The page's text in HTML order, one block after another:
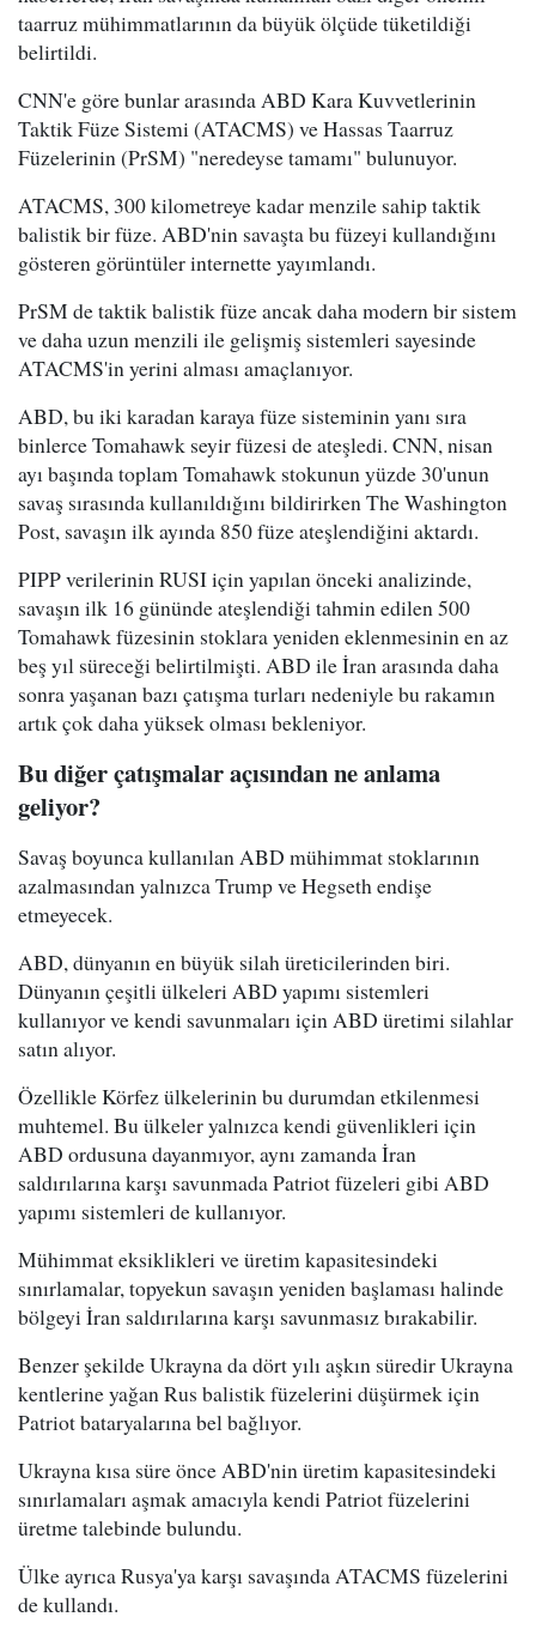
taarruz mühimmatlarının da büyük ölçüde tüketildiği
belirtildi.
CNN'e göre bunlar arasında ABD Kara Kuvvetlerinin
Taktik Füze Sistemi (ATACMS) ve Hassas Taarruz
Füzelerinin (PrSM) "neredeyse tamamı" bulunuyor.
ATACMS, 300 kilometreye kadar menzile sahip taktik
balistik bir füze. ABD'nin savaşta bu füzeyi kullandığını
gösteren görüntüler internette yayımlandı.
PrSM de taktik balistik füze ancak daha modern bir sistem
ve daha uzun menzili ile gelişmiş sistemleri sayesinde
ATACMS'in yerini alması amaçlanıyor.
ABD, bu iki karadan karaya füze sisteminin yanı sıra
binlerce Tomahawk seyir füzesi de ateşledi. CNN, nisan
ayı başında toplam Tomahawk stokunun yüzde 30'unun
savaş sırasında kullanıldığını bildirirken The Washington
Post, savaşın ilk ayında 850 füze ateşlendiğini aktardı.
PIPP verilerinin RUSI için yapılan önceki analizinde,
savaşın ilk 16 gününde ateşlendiği tahmin edilen 500
Tomahawk füzesinin stoklara yeniden eklenmesinin en az
beş yıl süreceği belirtilmişti. ABD ile İran arasında daha
sonra yaşanan bazı çatışma turları nedeniyle bu rakamın
artık çok daha yüksek olması bekleniyor.
Bu diğer çatışmalar açısından ne anlama
geliyor?
Savaş boyunca kullanılan ABD mühimmat stoklarının
azalmasından yalnızca Trump ve Hegseth endişe
etmeyecek.
ABD, dünyanın en büyük silah üreticilerinden biri.
Dünyanın çeşitli ülkeleri ABD yapımı sistemleri
kullanıyor ve kendi savunmaları için ABD üretimi silahlar
satın alıyor.
Özellikle Körfez ülkelerinin bu durumdan etkilenmesi
muhtemel. Bu ülkeler yalnızca kendi güvenlikleri için
ABD ordusuna dayanmıyor, aynı zamanda İran
saldırılarına karşı savunmada Patriot füzeleri gibi ABD
yapımı sistemleri de kullanıyor.
Mühimmat eksiklikleri ve üretim kapasitesindeki
sınırlamalar, topyekun savaşın yeniden başlaması halinde
bölgeyi İran saldırılarına karşı savunmasız bırakabilir.
Benzer şekilde Ukrayna da dört yılı aşkın süredir Ukrayna
kentlerine yağan Rus balistik füzelerini düşürmek için
Patriot bataryalarına bel bağlıyor.
Ukrayna kısa süre önce ABD'nin üretim kapasitesindeki
sınırlamaları aşmak amacıyla kendi Patriot füzelerini
üretme talebinde bulundu.
Ülke ayrıca Rusya'ya karşı savaşında ATACMS füzelerini
de kullandı.